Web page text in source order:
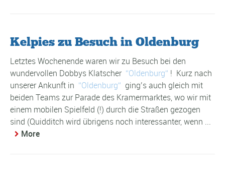
Kelpies zu Besuch in Oldenburg
Letztes Wochenende waren wir zu Besuch bei den
wundervollen Dobbys Klatscher
Oldenburg ! Kurz nach
unserer Ankunft in
Oldenburg
ging’s auch gleich mit
beiden Teams zur Parade des Kramermarktes, wo wir mit
einem mobilen Spielfeld (!) durch die Straßen gezogen
sind (Quidditch wird übrigens noch interessanter, wenn ...
More